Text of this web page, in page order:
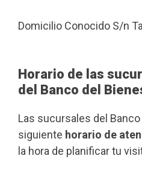
Domicilio Conocido S/n
Horario de las
del Banco del
Las sucursales del
siguiente horario de
la hora de planificar tu